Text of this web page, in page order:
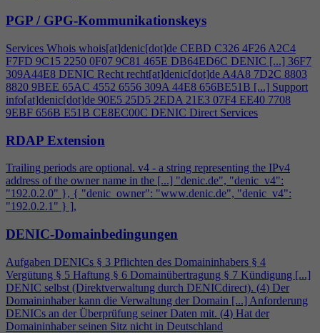
PGP / GPG-Kommunikationskeys
Services Whois whois[at]denic[dot]de CEBD C326 4F26 A2C4
F7FD 9C15 2250 0F07 9C81 465E DB64ED6C DENIC [...] 36F7
309A44E8 DENIC Recht recht[at]denic[dot]de A4A8 7D2C 8803
8820 9BEE 65AC 4552 6556 309A 44E8 656BE51B [...] Support
info[at]denic[dot]de 90E5 25D5 2EDA 21E3 07F4 EE40 7708
9EBF 656B E51B CE8EC00C DENIC Direct Services
RDAP Extension
Trailing periods are optional. v4 - a string representing the IPv4
address of the owner name in the [...] "denic.de", "denic_v4":
"192.0.2.0" }, { "denic_owner": "www.denic.de", "denic_v4":
"192.0.2.1" } ],
DENIC-Domainbedingungen
Aufgaben DENICs § 3 Pflichten des Domaininhabers § 4
Vergütung § 5 Haftung § 6 Domainübertragung § 7 Kündigung [...]
DENIC selbst (Direktverwaltung durch DENICdirect). (4) Der
Domaininhaber kann die Verwaltung der Domain [...] Anforderung
DENICs an der Überprüfung seiner Daten mit. (4) Hat der
Domaininhaber seinen Sitz nicht in Deutschland